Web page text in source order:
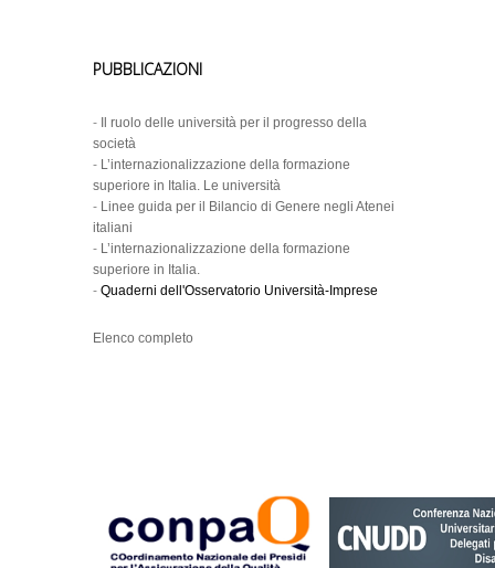
PUBBLICAZIONI
-
Il ruolo delle università per il progresso della
società
- L’internazionalizzazione della formazione
superiore in Italia. Le università
- Linee guida per il Bilancio di Genere negli Atenei
italiani
- L’internazionalizzazione della formazione
superiore in Italia.
- Quaderni dell'Osservatorio Università-Imprese
Elenco completo